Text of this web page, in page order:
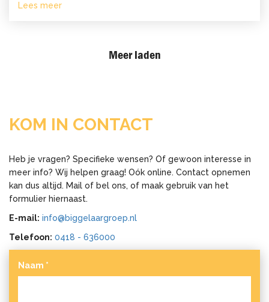
Lees meer
Meer laden
KOM IN CONTACT
Heb je vragen? Specifieke wensen? Of gewoon interesse in
meer info? Wij helpen graag! Oók online. Contact opnemen
kan dus altijd. Mail of bel ons, of maak gebruik van het
formulier hiernaast.
E-mail: info@biggelaargroep.nl
Telefoon: 0418 - 636000
Naam *